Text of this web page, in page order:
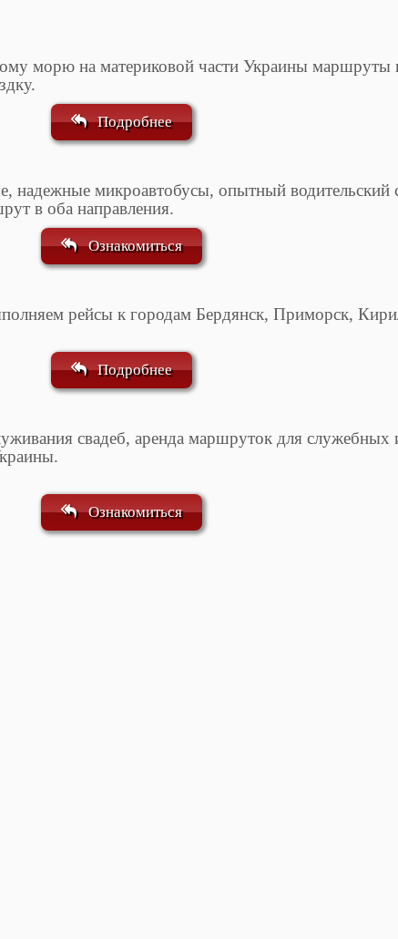
морю на материковой части Украины
Подробнее
микроавтобусы, опытный водительский
в оба направления.
Ознакомиться
рейсы к городам Бердянск, Приморск,
Подробнее
свадеб, аренда маршруток для
Ознакомиться